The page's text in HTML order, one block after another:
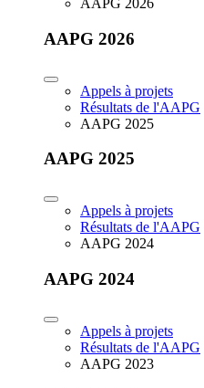
AAPG 2026
AAPG 2026
Appels à projets
Résultats de l'AAPG
AAPG 2025
AAPG 2025
Appels à projets
Résultats de l'AAPG
AAPG 2024
AAPG 2024
Appels à projets
Résultats de l'AAPG
AAPG 2023